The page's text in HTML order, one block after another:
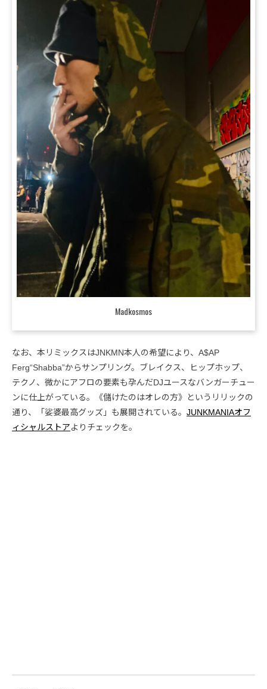
Madkosmos
なお、本リミックスはJNKMN本人の希望により、A$AP
Ferg“Shabba”からサンプリング。ブレイクス、ヒップホップ、
テクノ、微かにアフロの要素も孕んだDJユースなバンガーチュー
ンに仕上がっている。《儲けたのはオレの方》というリリックの
通り、「娑婆最高グッズ」も展開されている。 JUNKMANIAオフ
ィシャルストアよりチェックを。